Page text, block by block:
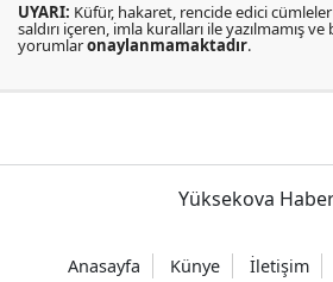
UYARI: Küfür, hakaret, rencide edici
saldırı içeren, imla kuralları ile yazılmamış
yorumlaronaylanmamaktadır.
Yüksekova
Anasayfa Künye İletişim